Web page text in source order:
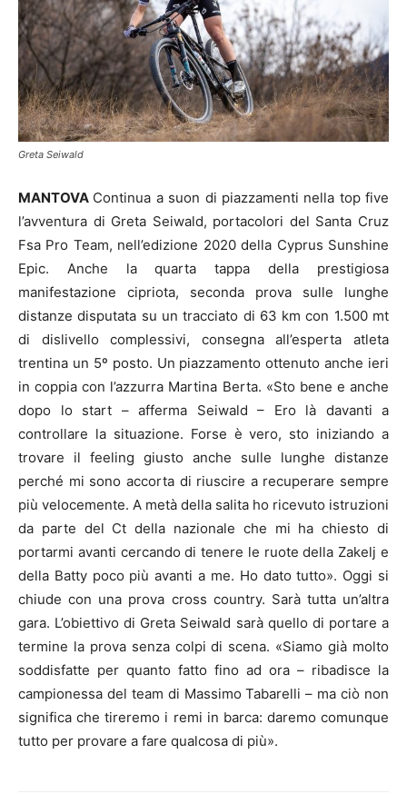
Greta Seiwald
MANTOVA Continua a suon di piazzamenti nella top five
l’avventura di Greta Seiwald, portacolori del Santa Cruz
Fsa Pro Team, nell’edizione 2020 della Cyprus Sunshine
Epic. Anche la quarta tappa della prestigiosa
manifestazione cipriota, seconda prova sulle lunghe
distanze disputata su un tracciato di 63 km con 1.500 mt
di dislivello complessivi, consegna all’esperta atleta
trentina un 5º posto. Un piazzamento ottenuto anche ieri
in coppia con l’azzurra Martina Berta. «Sto bene e anche
dopo lo start – afferma Seiwald – Ero là davanti a
controllare la situazione. Forse è vero, sto iniziando a
trovare il feeling giusto anche sulle lunghe distanze
perché mi sono accorta di riuscire a recuperare sempre
più velocemente. A metà della salita ho ricevuto istruzioni
da parte del Ct della nazionale che mi ha chiesto di
portarmi avanti cercando di tenere le ruote della Zakelj e
della Batty poco più avanti a me. Ho dato tutto». Oggi si
chiude con una prova cross country. Sarà tutta un’altra
gara. L’obiettivo di Greta Seiwald sarà quello di portare a
termine la prova senza colpi di scena. «Siamo già molto
soddisfatte per quanto fatto fino ad ora – ribadisce la
campionessa del team di Massimo Tabarelli – ma ciò non
significa che tireremo i remi in barca: daremo comunque
tutto per provare a fare qualcosa di più».